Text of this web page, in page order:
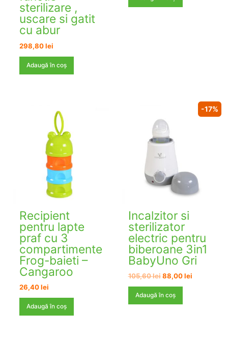
sterilizare ,
uscare si gatit
cu abur
298,80lei
Adaugă în coș
Recipient
pentru lapte
praf cu 3
compartimente
Frog-baieti –
Cangaroo
26,40lei
Adaugă în coș
-17%
Incalzitor si
sterilizator
electric pentru
biberoane 3in1
BabyUno Gri
105,60lei Prețul
a
fost:
88,00leiPrețul
Adaugă în coș